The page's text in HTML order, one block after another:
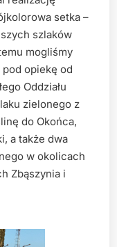
setka –
szlaków
mogliśmy
opiekę od
Oddziału
zielonego z
do Okońca,
a także dwa
w okolicach
Zbąszynia i